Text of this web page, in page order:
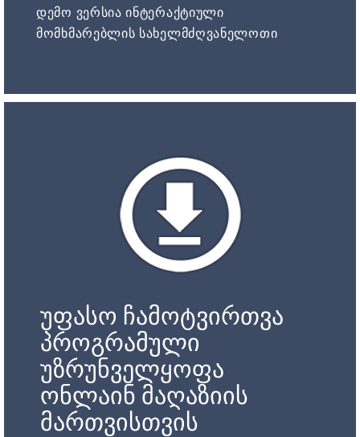
დემო ვერსია ინტერაქტიული
მომხმარებლის სახელმძღვანელოთი
უფასო ჩამოტვირთვა
პროგრამული
უზრუნველყოფა
ონლაინ მაღაზიის
მართვისთვის